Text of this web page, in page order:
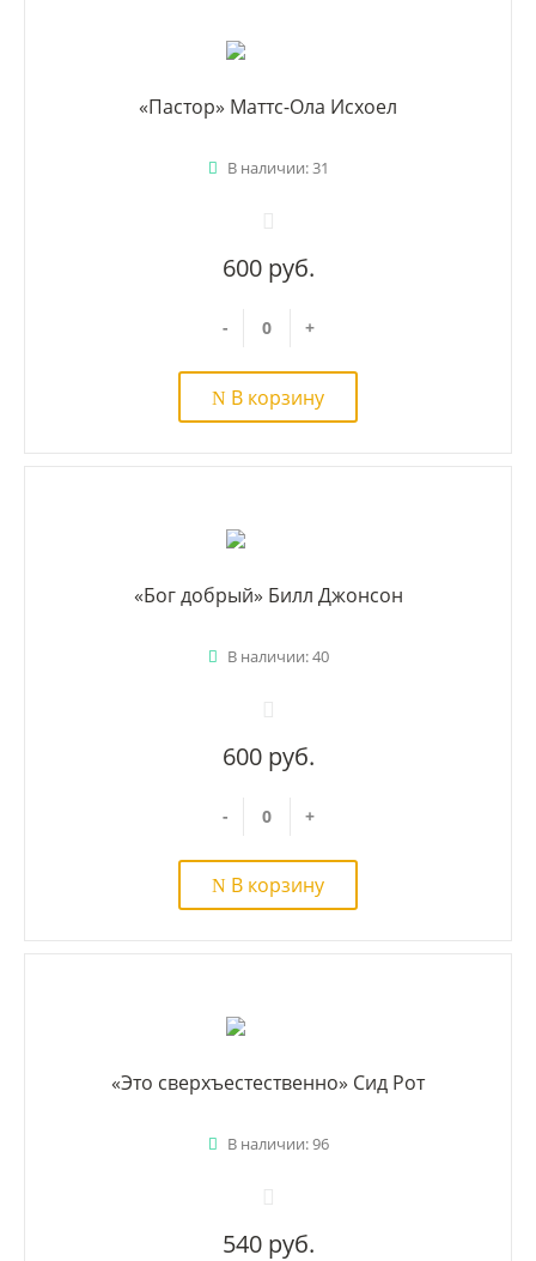
«Пастор» Маттс-Ола Исхоел
В наличии: 31
600 руб.
- +
В корзину
«Бог добрый» Билл Джонсон
В наличии: 40
600 руб.
- +
В корзину
«Это сверхъестественно» Сид Рот
В наличии: 96
540 руб.